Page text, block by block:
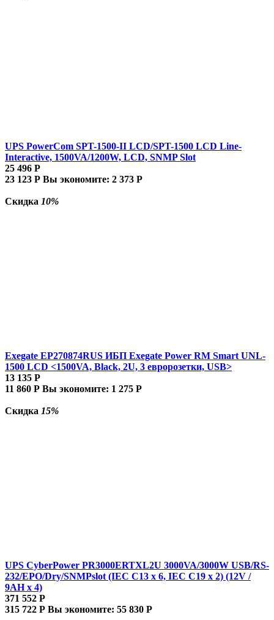
UPS PowerCom SPT-1500-II LCD/SPT-1500 LCD Line-
Interactive, 1500VA/1200W, LCD, SNMP Slot
25 496 Р
23 123 Р Вы экономите: 2 373 Р
Скидка 10%
Exegate EP270874RUS ИБП Exegate Power RM Smart UNL-
1500 LCD <1500VA, Black, 2U, 3 евророзетки, USB>
13 135 Р
11 860 Р Вы экономите: 1 275 Р
Скидка 15%
UPS CyberPower PR3000ERTXL2U 3000VA/3000W USB/RS-
232/EPO/Dry/SNMPslot (IEC C13 x 6, IEC C19 x 2) (12V /
9AH х 4)
371 552 Р
315 722 Р Вы экономите: 55 830 Р